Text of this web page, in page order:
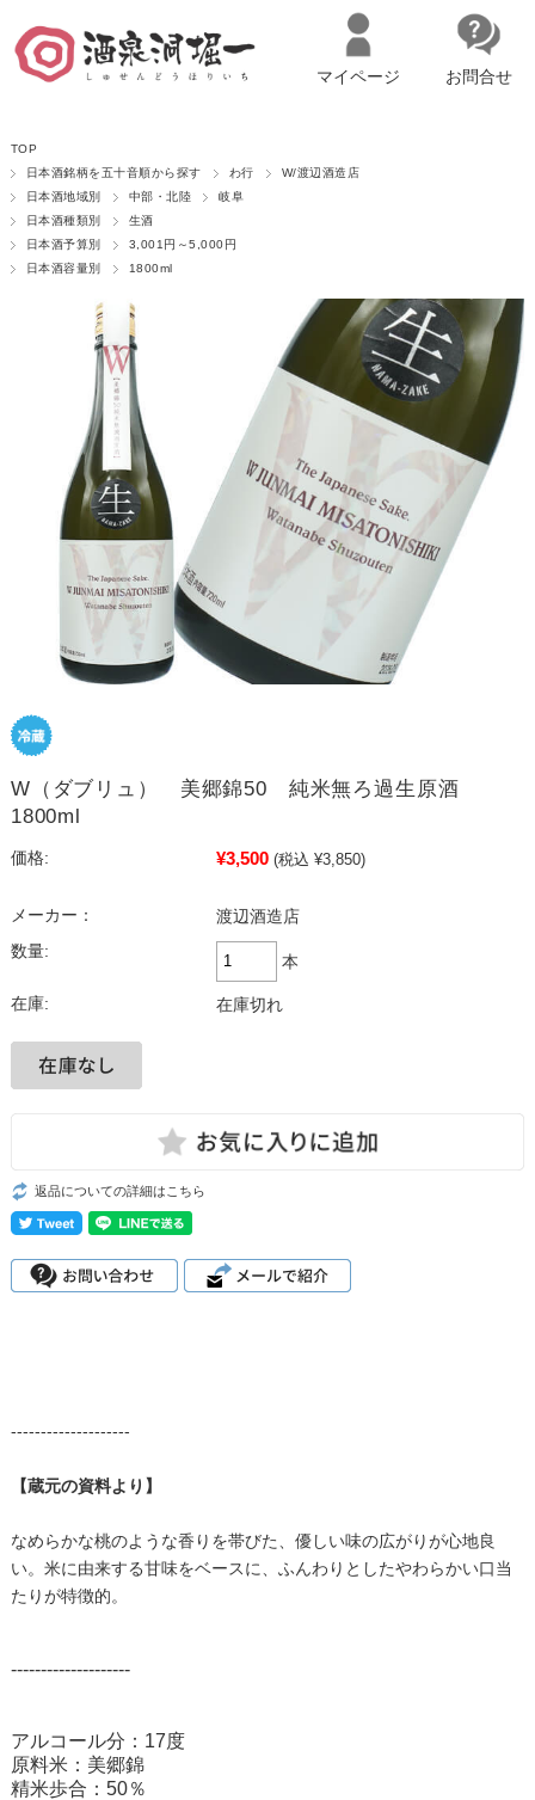
マイページへログイン
マイページ お問合せ
TOP
日本酒銘柄を五十音順から探す
わ行
W/渡辺酒造店
日本酒地域別
中部・北陸
岐阜
日本酒種類別
生酒
日本酒予算別
3,001円～5,000円
日本酒容量別
1800ml
W（ダブリュ） 美郷錦50 純米無ろ過生原酒
1800ml
価格: ¥3,500 (税込 ¥3,850)
メーカー：
渡辺酒造店
数量:
本
在庫: 在庫切れ
返品についての詳細はこちら
--------------------
【蔵元の資料より】
なめらかな桃のような香りを帯びた、優しい味の広がりが心地良
い。米に由来する甘味をベースに、ふんわりとしたやわらかい口当
たりが特徴的。
--------------------
アルコール分：17度
原料米：美郷錦
精米歩合：50％